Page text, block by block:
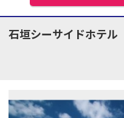
石垣シーサイドホテル